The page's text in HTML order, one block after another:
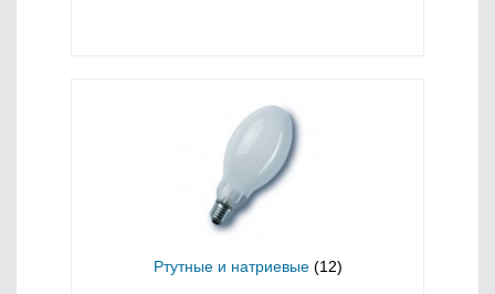
Ртутные и натриевые (12)